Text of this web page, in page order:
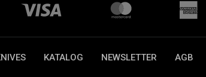
KATALOG NEWSLETTER AGB